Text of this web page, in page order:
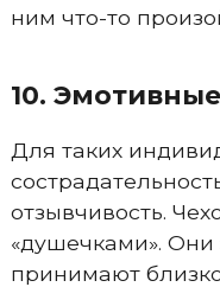
ним что-то
10.
Для таких
отзывчивость.
«душечками».
принимают